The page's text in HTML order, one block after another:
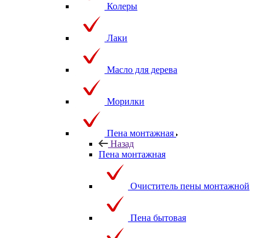
Колеры
Лаки
Масло для дерева
Морилки
Пена монтажная
Назад
Пена монтажная
Очиститель пены монтажной
Пена бытовая